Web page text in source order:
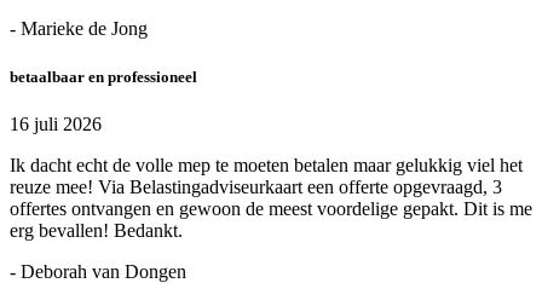
- Marieke de Jong
betaalbaar en professioneel
16 juli 2026
Ik dacht echt de volle mep te moeten betalen maar gelukkig viel het
reuze mee! Via Belastingadviseurkaart een offerte opgevraagd, 3
offertes ontvangen en gewoon de meest voordelige gepakt. Dit is me
erg bevallen! Bedankt.
- Deborah van Dongen